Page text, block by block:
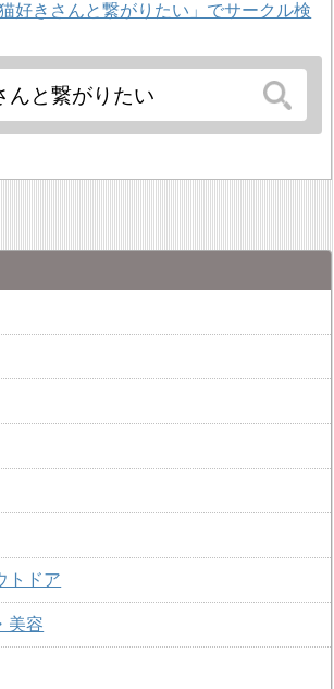
好きさんと繋がりたい」でサークル検
トドア
美容